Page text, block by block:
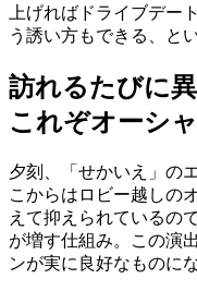
上げればドライブデー
う誘い方もできる、と
訪れるたびに
これぞオーシ
夕刻、「せかいえ」の
こからはロビー越しの
えて抑えられているの
が増す仕組み。この演
ンが実に良好なものに